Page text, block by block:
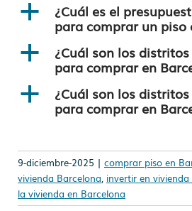
a
¿Cuál es el
para comprar un piso
a
¿Cuál son los
para comprar en
a
¿Cuál son los
para comprar en
9-diciembre-2025 | comprar piso en
vivienda Barcelona, invertir en
la vivienda en Barcelona